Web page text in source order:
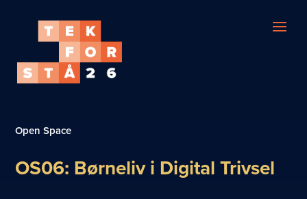
Open Space
OS06: Børneliv i Digital Trivsel